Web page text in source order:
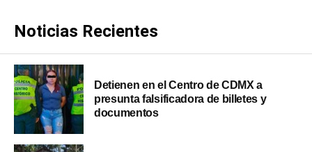
Noticias Recientes
Detienen en el Centro de CDMX a
presunta falsificadora de billetes y
documentos